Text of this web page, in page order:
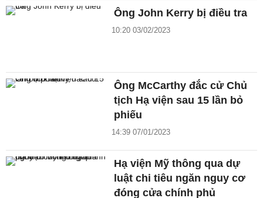
Ông John Kerry bị điều tra
10:20 03/02/2023
Ông McCarthy đắc cử Chủ
tịch Hạ viện sau 15 lần bỏ
phiếu
14:39 07/01/2023
Hạ viện Mỹ thông qua dự
luật chi tiêu ngăn nguy cơ
đóng cửa chính phủ